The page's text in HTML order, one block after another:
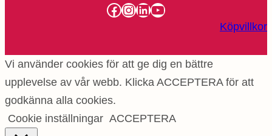
Facebook
Instagram
LinkedIn
YouTube
Köpvillkor
Vi använder cookies för att ge dig en bättre
upplevelse av vår webb. Klicka ACCEPTERA för att
godkänna alla cookies.
Cookie inställningar ACCEPTERA